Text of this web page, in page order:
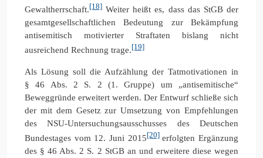
Gewaltherrschaft.[18] Weiter heißt es, dass das StGB der
gesamtgesellschaftlichen Bedeutung zur Bekämpfung
antisemitisch motivierter Straftaten bislang nicht
ausreichend Rechnung trage.[19]
Als Lösung soll die Aufzählung der Tatmotivationen in
§ 46 Abs. 2 S. 2 (1. Gruppe) um „antisemitische“
Beweggründe erweitert werden. Der Entwurf schließe sich
der mit dem Gesetz zur Umsetzung von Empfehlungen
des NSU-Untersuchungsausschusses des Deutschen
Bundestages vom 12. Juni 2015[20] erfolgten Ergänzung
des § 46 Abs. 2 S. 2 StGB an und erweitere diese wegen